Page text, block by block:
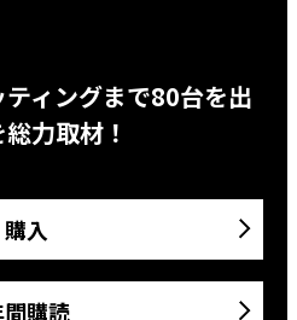
ィングまで80台を出
力取材！
購入
間購読